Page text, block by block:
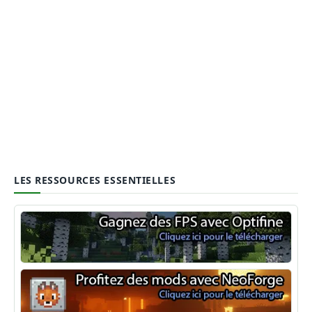
LES RESSOURCES ESSENTIELLES
Optifine